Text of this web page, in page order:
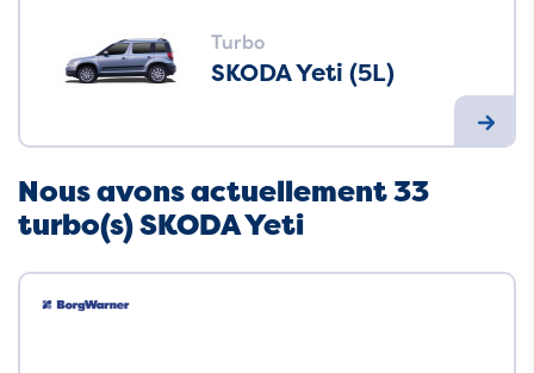
Turbo
SKODA Yeti (5L)
Nous avons actuellement 33
turbo(s) SKODA Yeti